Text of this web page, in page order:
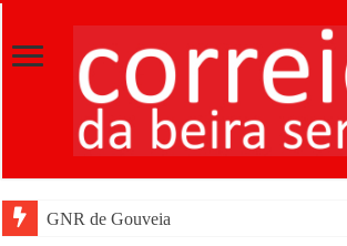
GNR de Gouveia desmantelou alegada rede